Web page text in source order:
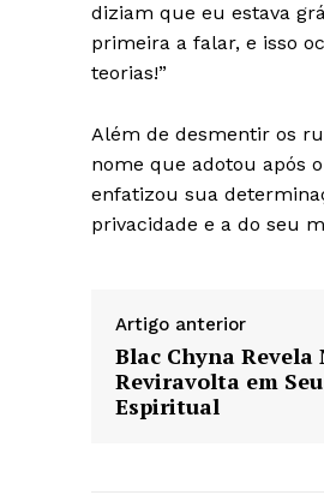
diziam que eu estava
primeira a falar, e isso
teorias!”
Além de desmentir os
nome que adotou após
enfatizou sua
privacidade e a do seu
Artigo anterior
Blac Chyna
Reviravolta em
Espiritual